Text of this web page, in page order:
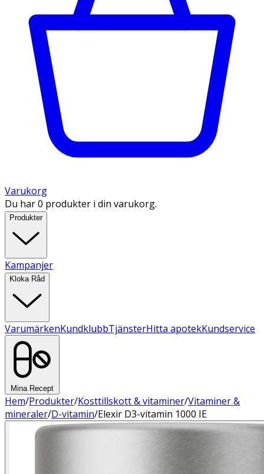
Varukorg
Du har 0 produkter i din varukorg.
Produkter
Kampanjer
Kloka Råd
VarumärkenKundklubbTjänsterHitta apotekKundservice
Mina Recept
Hem/Produkter/Kosttillskott & vitaminer/Vitaminer &
mineraler/D-vitamin/Elexir D3-vitamin 1000 IE